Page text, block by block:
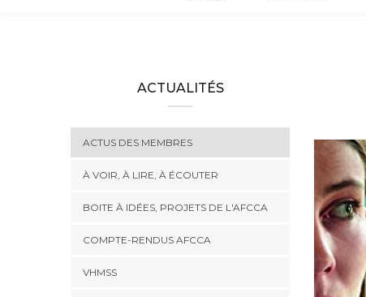
ACTUALITÉS
ACTUS DES MEMBRES
À VOIR, À LIRE, À ÉCOUTER
BOITE À IDÉES, PROJETS DE L'AFCCA
COMPTE-RENDUS AFCCA
VHMSS